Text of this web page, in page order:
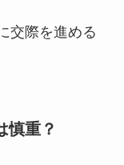
交際を進める
慎重？